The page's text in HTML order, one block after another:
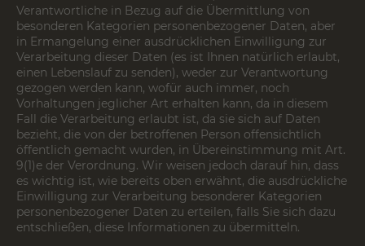
Verantwortliche in Bezug auf die Übermittlung von
besonderen Kategorien personenbezogener Daten, aber
in Ermangelung einer ausdrücklichen Einwilligung zur
Verarbeitung dieser Daten (es ist Ihnen natürlich erlaubt,
einen Lebenslauf zu senden), weder zur Verantwortung
gezogen werden kann, wofür auch immer, noch
Vorhaltungen jeglicher Art erhalten kann, da in diesem
Fall die Verarbeitung erlaubt ist, da sie sich auf Daten
bezieht, die von der betroffenen Person offensichtlich
öffentlich gemacht wurden, in Übereinstimmung mit Art.
9(1)e der Verordnung. Wir weisen jedoch darauf hin, dass
es wichtig ist, wie bereits oben erwähnt, die ausdrückliche
Einwilligung zur Verarbeitung besonderer Kategorien
personenbezogener Daten zu erteilen, falls Sie sich dazu
entschließen, diese Informationen zu übermitteln.